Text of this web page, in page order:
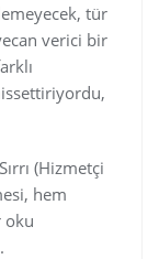
tür
verici bir
(Hizmetçi
hem
oku